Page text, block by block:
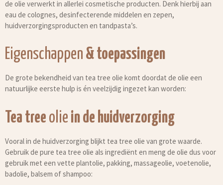
de olie verwerkt in allerlei cosmetische producten. Denk hierbij aan
eau de colognes, desinfecterende middelen en zepen,
huidverzorgingsproducten en tandpasta’s.
Eigenschappen & toepassingen
De grote bekendheid van tea tree olie komt doordat de olie een
natuurlijke eerste hulp is én veelzijdig ingezet kan worden:
Tea tree olie in de huidverzorging
Vooral in de huidverzorging blijkt tea tree olie van grote waarde.
Gebruik de pure tea tree olie als ingrediënt en meng de olie dus voor
gebruik met een vette plantolie, pakking, massageolie, voetenolie,
badolie, balsem of shampoo: